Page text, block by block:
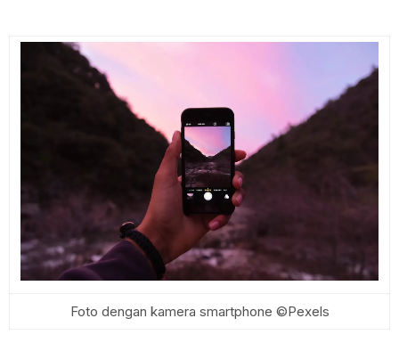
Foto dengan kamera smartphone ©Pexels